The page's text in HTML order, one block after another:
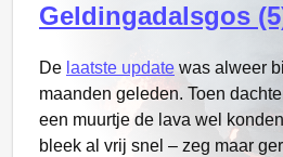
Geldingadalsgos
De laatste update was alweer
maanden geleden. Toen
een muurtje de lava wel
bleek al vrij snel – zeg maar